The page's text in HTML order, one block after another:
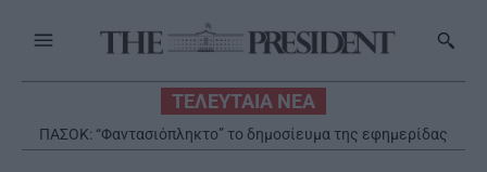
ΤΕΛΕΥΤΑΙΑ ΝΕΑ
ΠΑΣΟΚ: “Φαντασιόπληκτο” το δημοσίευμα της εφημερίδας
«Εστία»